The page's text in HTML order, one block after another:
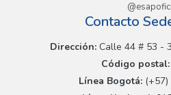
Contacto
Dirección:Calle 44 # 53 -
Código postal:
Línea Bogotá:(+57)